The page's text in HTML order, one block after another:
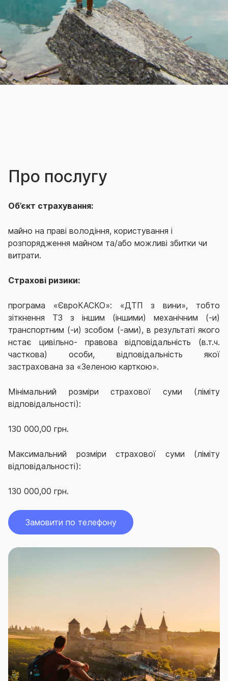
Про послугу
Об’єкт страхування:
майно на праві володіння, користування і
розпорядження майном та/або можливі збитки чи
витрати.
Страхові ризики:
програма «ЄвроКАСКО»: «ДТПз вини», тобто
зіткнення ТЗ з іншим (іншими) механічним (-и)
транспортним (-и) зсобом (-ами), в результаті якого
нстає цивільно- правова відповідальність (в.т.ч.
часткова) особи, відповідальність якої
застрахована за «Зеленою карткою».
Мінімальний розміри страхової суми (ліміту
відповідальності):
130 000,00 грн.
Максимальний розміри страхової суми (ліміту
відповідальності):
130 000,00 грн.
Замовити по телефону